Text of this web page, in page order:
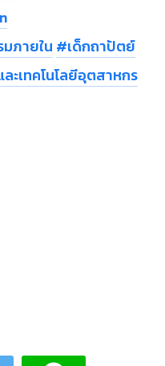
ภายใน #เด็กถาปัตย์
ะเทคโนโลยีอุตสาหกร